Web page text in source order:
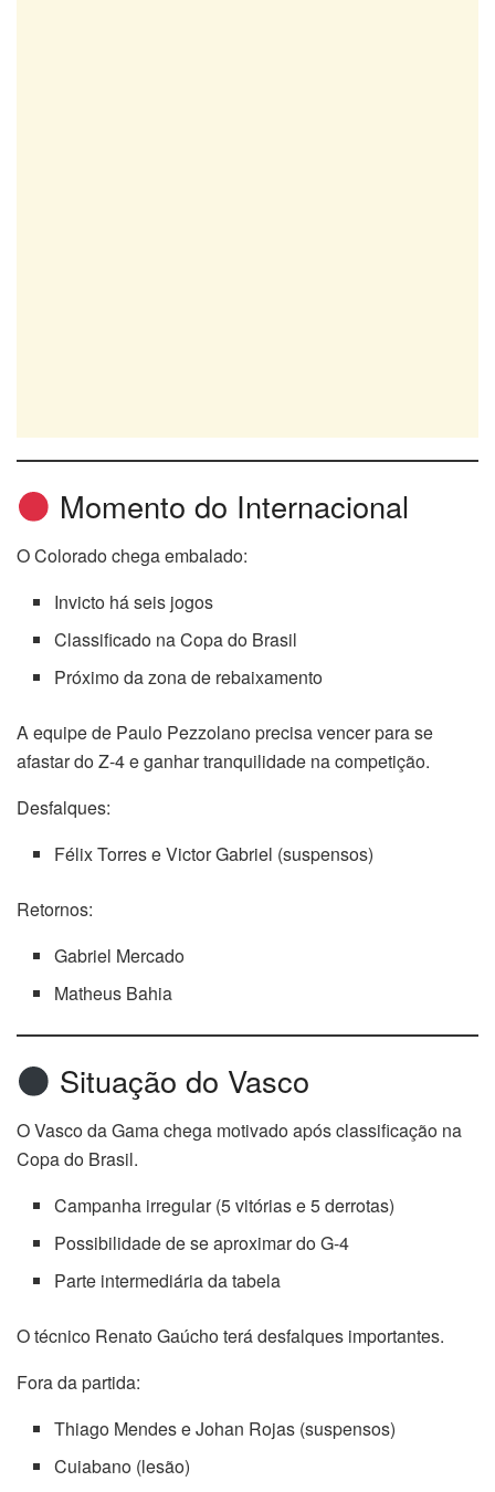
Momento do Internacional
O Colorado chega embalado:
Invicto há seis jogos
Classificado na Copa do Brasil
Próximo da zona de rebaixamento
A equipe de Paulo Pezzolano precisa vencer para se
afastar do Z-4 e ganhar tranquilidade na competição.
Desfalques:
Félix Torres e Victor Gabriel (suspensos)
Retornos:
Gabriel Mercado
Matheus Bahia
Situação do Vasco
O Vasco da Gama chega motivado após classificação na
Copa do Brasil.
Campanha irregular (5 vitórias e 5 derrotas)
Possibilidade de se aproximar do G-4
Parte intermediária da tabela
O técnico Renato Gaúcho terá desfalques importantes.
Fora da partida:
Thiago Mendes e Johan Rojas (suspensos)
Cuiabano (lesão)